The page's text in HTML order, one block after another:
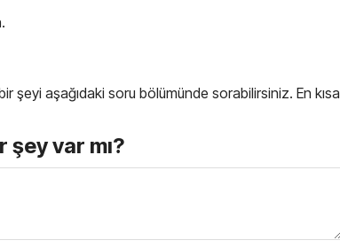
şeyi aşağıdaki soru bölümünde sorabilirsiniz. En kısa
var mı?